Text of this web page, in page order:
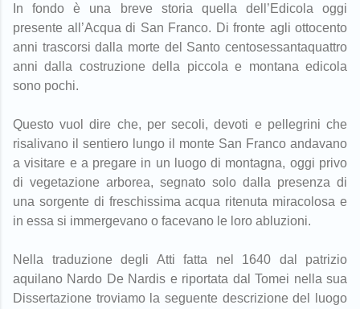
In fondo è una breve storia quella dell’Edicola oggi
presente all’Acqua di San Franco. Di fronte agli ottocento
anni trascorsi dalla morte del Santo centosessantaquattro
anni dalla costruzione della piccola e montana edicola
sono pochi.
Questo vuol dire che, per secoli, devoti e pellegrini che
risalivano il sentiero lungo il monte San Franco andavano
a visitare e a pregare in un luogo di montagna, oggi privo
di vegetazione arborea, segnato solo dalla presenza di
una sorgente di freschissima acqua ritenuta miracolosa e
in essa si immergevano o facevano le loro abluzioni.
Nella traduzione degli Atti fatta nel 1640 dal patrizio
aquilano Nardo De Nardis e riportata dal Tomei nella sua
Dissertazione troviamo la seguente descrizione del luogo